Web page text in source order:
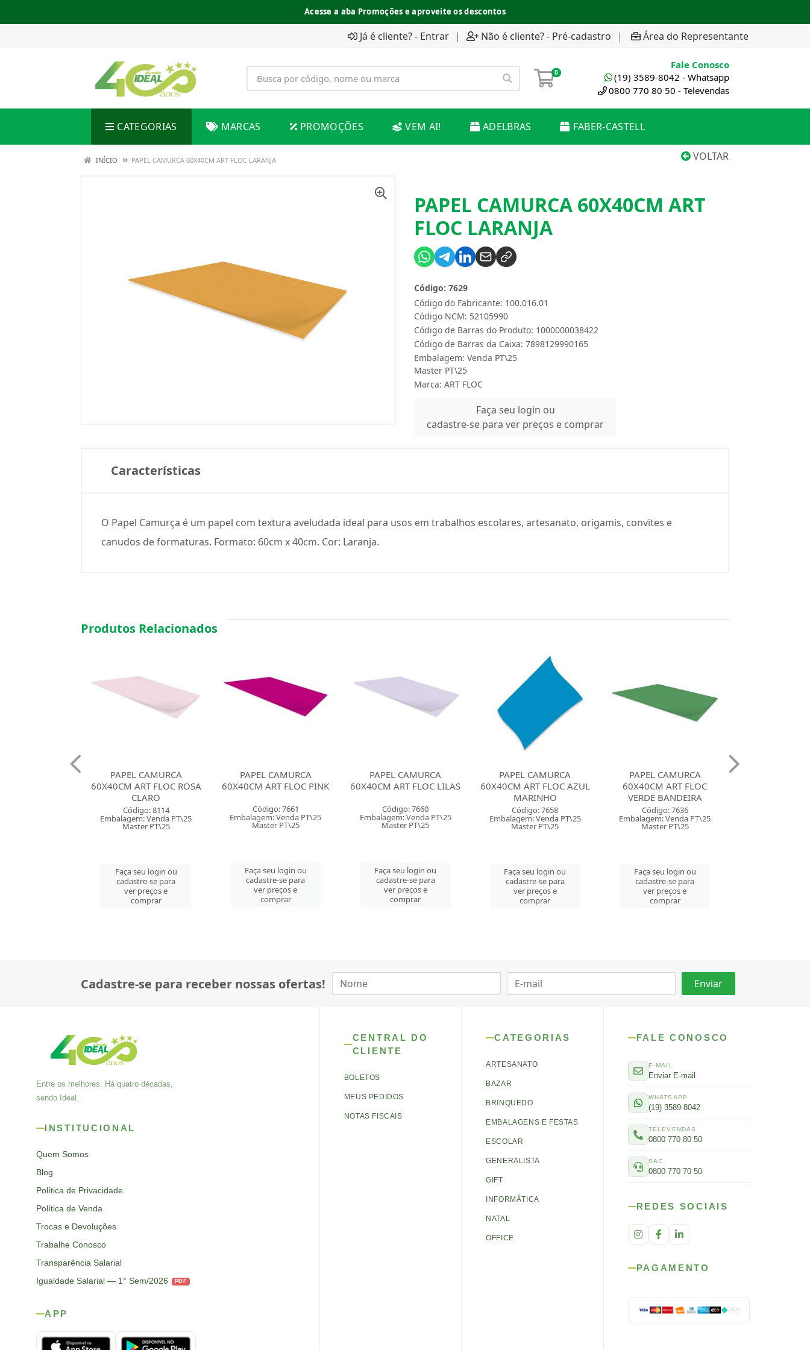
Acesse a aba Promoções e aproveite os descontos
Já é cliente? - Entrar | Não é cliente? - Pré-cadastro | Área do Representante
0
Fale Conosco
(19) 3589-8042 - Whatsapp
0800 770 80 50 - Televendas
CATEGORIAS MARCAS PROMOÇÕES VEM AI! ADELBRAS FABER-CASTELL
VOLTAR
INÍCIO PAPEL CAMURCA 60X40CM ART FLOC LARANJA
PAPEL CAMURCA 60X40CM ART
FLOC LARANJA
Código do Fabricante: 100.016.01
Código: 7629
Código NCM: 52105990
Código de Barras do Produto: 1000000038422
Código de Barras da Caixa: 7898129990165
Embalagem: Venda PT\25
Master PT\25
Marca: ART FLOC
Faça seu login ou
cadastre-se para ver preços e comprar
Características
O Papel Camurça é um papel com textura aveludada ideal para usos em trabalhos escolares, artesanato, origamis, convites e
canudos de formaturas. Formato: 60cm x 40cm. Cor: Laranja.
Produtos Relacionados
PAPEL CAMURCA
60X40CM ART FLOC PINK
Código: 7661
Embalagem: Venda PT\25
Master PT\25
Faça seu login ou
cadastre-se para
ver preços e
comprar
PAPEL CAMURCA
60X40CM ART FLOC LILAS
Código: 7660
Embalagem: Venda PT\25
Master PT\25
Faça seu login ou
cadastre-se para
ver preços e
comprar
PAPEL CAMURCA
60X40CM ART FLOC AZUL
Código: 7658
Embalagem: Venda PT\25
Master PT\25
Faça seu login ou
cadastre-se para
ver preços e
comprar
PAPEL CAMURCA
60X40CM ART FLOC
VERDE BANDEIRA
Código: 7636
Embalagem: Venda PT\25
Master PT\25
Faça seu login ou
cadastre-se para
ver preços e
comprar
PAPEL CAMURCA
60X40CM ART FLOC
VERMELHO
Código: 7635
Embalagem: Venda PT\25
Master PT\25
Faça seu login ou
cadastre-se para
ver preços e
comprar
Cadastre-se para receber nossas ofertas!
Entre os melhores. Há quatro décadas,
sendo Ideal.
INSTITUCIONAL
Quem Somos
Blog
Política de Privacidade
Política de Venda
Trocas e Devoluções
Trabalhe Conosco
Transparência Salarial
Igualdade Salarial — 1° Sem/2026
PDF
APP
CENTRAL DO
CLIENTE
BOLETOS
MEUS PEDIDOS
NOTAS FISCAIS
CATEGORIAS
ARTESANATO
BAZAR
BRINQUEDO
EMBALAGENS E FESTAS
ESCOLAR
GENERALISTA
GIFT
INFORMÁTICA
NATAL
OFFICE
FALE CONOSCO
E-MAIL
Enviar E-mail
WHATSAPP
(19) 3589-8042
TELEVENDAS
0800 770 80 50
SAC
0800 770 70 50
REDES SOCIAIS
PAGAMENTO